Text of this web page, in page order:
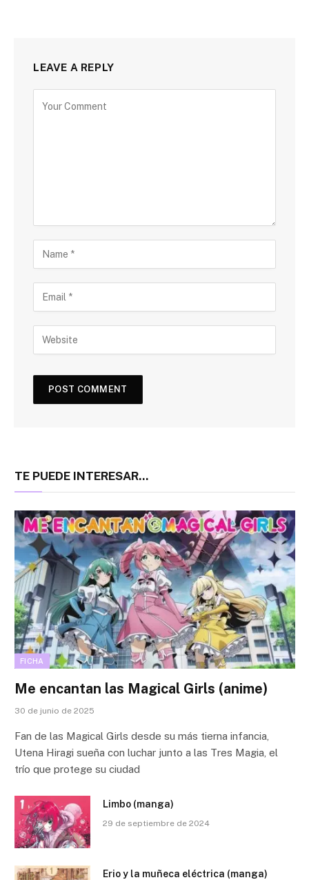
LEAVE A REPLY
TE PUEDE INTERESAR...
FICHA
Me encantan las Magical Girls (anime)
30 de junio de 2025
Fan de las Magical Girls desde su más tierna infancia,
Utena Hiragi sueña con luchar junto a las Tres Magia, el
trío que protege su ciudad
Limbo (manga)
29 de septiembre de 2024
Erio y la muñeca eléctrica (manga)